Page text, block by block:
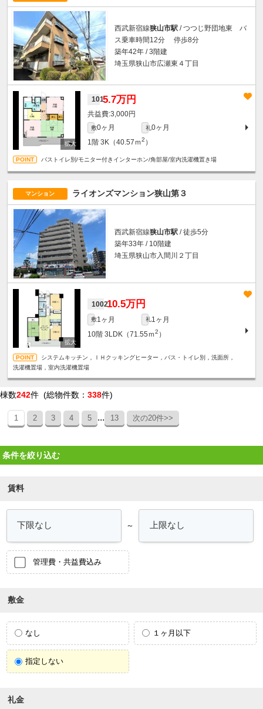
西武新宿線狭山市駅 / つつじ野団地東 バ
ス乗車時間12分 停歩8分
築年42年 / 3階建
埼玉県狭山市広瀬東４丁目
1015.7万円
3,000円
敷0ヶ月 礼0ヶ月
1階 3K（40.57ｍ2 ）
バストイレ別/モニター付きインターホン/角部屋/室内洗濯機置き場
マンション ライオンズマンション狭山第３
西武新宿線狭山市駅 / 徒歩5分
築年33年 / 10階建
埼玉県狭山市入間川２丁目
100210.5万円
敷1ヶ月 礼1ヶ月
10階 3LDK（71.55ｍ2 ）
システムキッチン，ＩＨクッキングヒーター，バス・トイレ別，洗面所，
洗濯機置場，室内洗濯機置場
棟数242件 (総物件数： 338件)
1 2 3 4 5 ... 13 次の20件>>
条件を絞り込む
賃料
～
管理費・共益費込み
敷金
なし １ヶ月以下
指定しない
礼金